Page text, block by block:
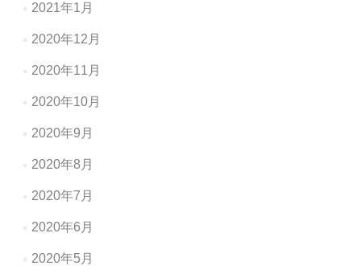
2021年1月
2020年12月
2020年11月
2020年10月
2020年9月
2020年8月
2020年7月
2020年6月
2020年5月